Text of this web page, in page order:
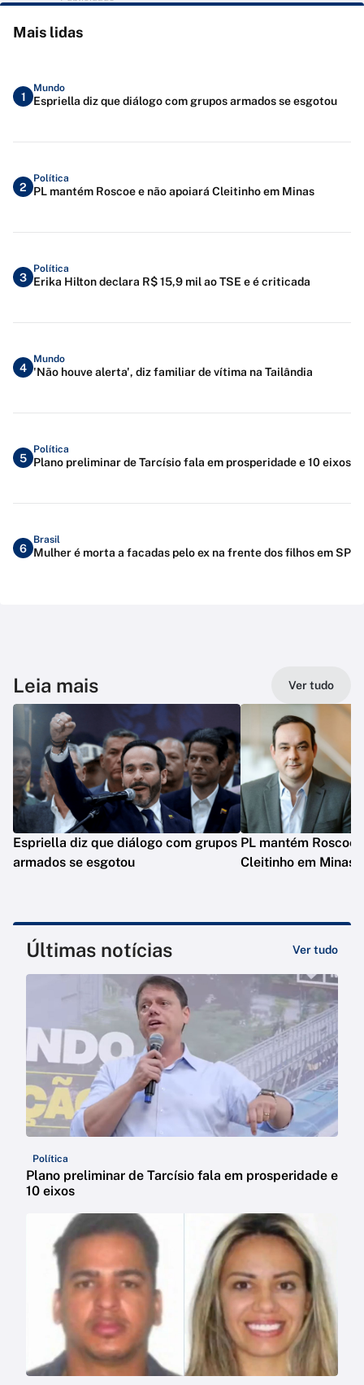
Mais lidas
1
Mundo
Espriella diz que diálogo com grupos armados se esgotou
2
Política
PL mantém Roscoe e não apoiará Cleitinho em Minas
3
Política
Erika Hilton declara R$ 15,9 mil ao TSE e é criticada
4
Mundo
'Não houve alerta', diz familiar de vítima na Tailândia
5
Política
Plano preliminar de Tarcísio fala em prosperidade e 10 eixos
6
Brasil
Mulher é morta a facadas pelo ex na frente dos filhos em SP
Leia mais Ver tudo
Espriella diz que diálogo com grupos
armados se esgotou
PL mantém Roscoe
Cleitinho em Minas
Últimas notícias Ver tudo
Política
Plano preliminar de Tarcísio fala em prosperidade e
10 eixos